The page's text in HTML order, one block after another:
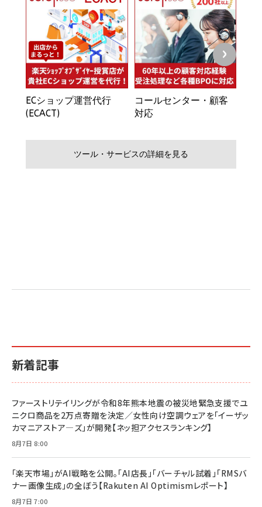
新着記事
ファーストリテイリングが令和8年熊本地震の被災地緊急支援でユ
ニクロ商品を2万点寄贈を決定／女性向け空調ウェアを「イーザッ
カマニアストア―ズ」が開発【ネッ担アクセスランキング】
8月7日 8:00
「楽天市場」がAI戦略を公開。「AI店長」「バーチャル試着」「RMSバ
ナー画像生成」の全ぼう【Rakuten AI Optimismレポート】
8月7日 7:00